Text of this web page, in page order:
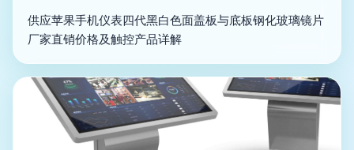
供应苹果手机仪表四代黑白色面盖板与底板钢化玻璃镜片
厂家直销价格及触控产品详解